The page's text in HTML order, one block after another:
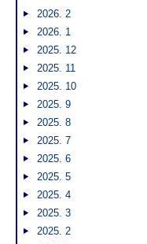
2026. 2
2026. 1
2025. 12
2025. 11
2025. 10
2025. 9
2025. 8
2025. 7
2025. 6
2025. 5
2025. 4
2025. 3
2025. 2